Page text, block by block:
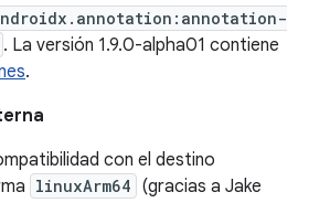
. La versión 1.9.0-alpha01 contiene
.
con el destino
linuxArm64 (gracias a Jake